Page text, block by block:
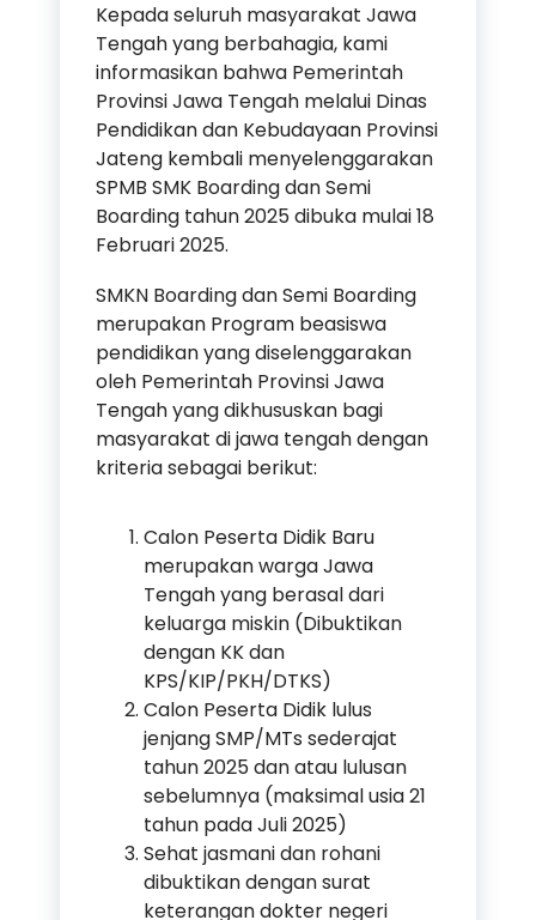
Kepada seluruh masyarakat Jawa
Tengah yang berbahagia, kami
informasikan bahwa Pemerintah
Provinsi Jawa Tengah melalui Dinas
Pendidikan dan Kebudayaan Provinsi
Jateng kembali menyelenggarakan
SPMB SMK Boarding dan Semi
Boarding tahun 2025 dibuka mulai 18
Februari 2025.
SMKN Boarding dan Semi Boarding
merupakan Program beasiswa
pendidikan yang diselenggarakan
oleh Pemerintah Provinsi Jawa
Tengah yang dikhususkan bagi
masyarakat di jawa tengah dengan
kriteria sebagai berikut:
Calon Peserta Didik Baru
merupakan warga Jawa
Tengah yang berasal dari
keluarga miskin (Dibuktikan
dengan KK dan
KPS/KIP/PKH/DTKS)
Calon Peserta Didik lulus
jenjang SMP/MTs sederajat
tahun 2025 dan atau lulusan
sebelumnya (maksimal usia 21
tahun pada Juli 2025)
Sehat jasmani dan rohani
dibuktikan dengan surat
keterangan dokter negeri